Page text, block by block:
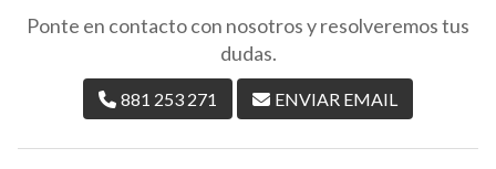
Ponte en contacto con nosotros y resolveremos tus
dudas.
881 253 271 ENVIAR EMAIL